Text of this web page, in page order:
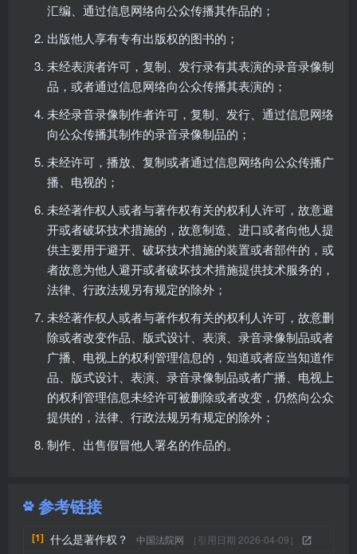
汇编、通过信息网络向公众传播其作品的；
出版他人享有专有出版权的图书的；
未经表演者许可，复制、发行录有其表演的录音录像制
品，或者通过信息网络向公众传播其表演的；
未经录音录像制作者许可，复制、发行、通过信息网络
向公众传播其制作的录音录像制品的；
未经许可，播放、复制或者通过信息网络向公众传播广
播、电视的；
未经著作权人或者与著作权有关的权利人许可，故意避
开或者破坏技术措施的，故意制造、进口或者向他人提
供主要用于避开、破坏技术措施的装置或者部件的，或
者故意为他人避开或者破坏技术措施提供技术服务的，
法律、行政法规另有规定的除外；
未经著作权人或者与著作权有关的权利人许可，故意删
除或者改变作品、版式设计、表演、录音录像制品或者
广播、电视上的权利管理信息的，知道或者应当知道作
品、版式设计、表演、录音录像制品或者广播、电视上
的权利管理信息未经许可被删除或者改变，仍然向公众
提供的，法律、行政法规另有规定的除外；
制作、出售假冒他人署名的作品的。
参考链接
[1] 什么是著作权？ 中国法院网 ［引用日期 2026-04-09］